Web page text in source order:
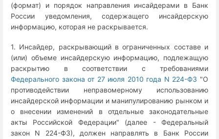
(формат) и порядок направления инсайдерами в Банк
России уведомления, содержащего инсайдерскую
информацию, которая не раскрывается.
1. Инсайдер, раскрывающий в ограниченных составе и
(или) объеме инсайдерскую информацию, подлежащую
раскрытию в соответствии с требованиями
Федерального закона от 27 июля 2010 года N 224-ФЗ "О
противодействии неправомерному использованию
инсайдерской информации и манипулированию рынком и
о внесении изменений в отдельные законодательные
акты Российской Федерации" (далее - Федеральный
закон N 224-ФЗ), должен направлять в Банк России